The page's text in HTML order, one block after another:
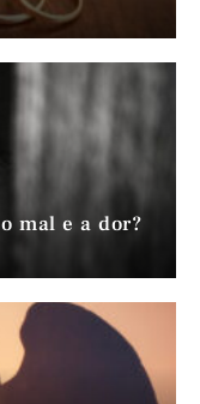
mal e a dor?